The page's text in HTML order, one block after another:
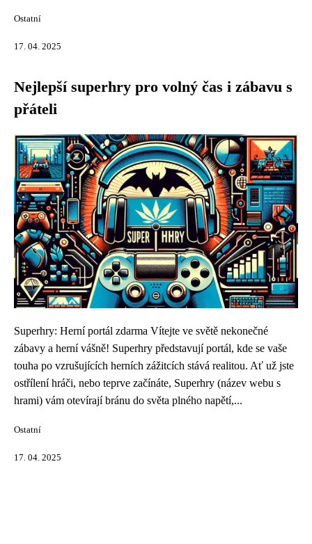
Ostatní
17. 04. 2025
Nejlepší superhry pro volný čas i zábavu s
přáteli
Superhry: Herní portál zdarma Vítejte ve světě nekonečné
zábavy a herní vášně! Superhry představují portál, kde se vaše
touha po vzrušujících herních zážitcích stává realitou. Ať už jste
ostřílení hráči, nebo teprve začínáte, Superhry (název webu s
hrami) vám otevírají bránu do světa plného napětí,...
Ostatní
17. 04. 2025